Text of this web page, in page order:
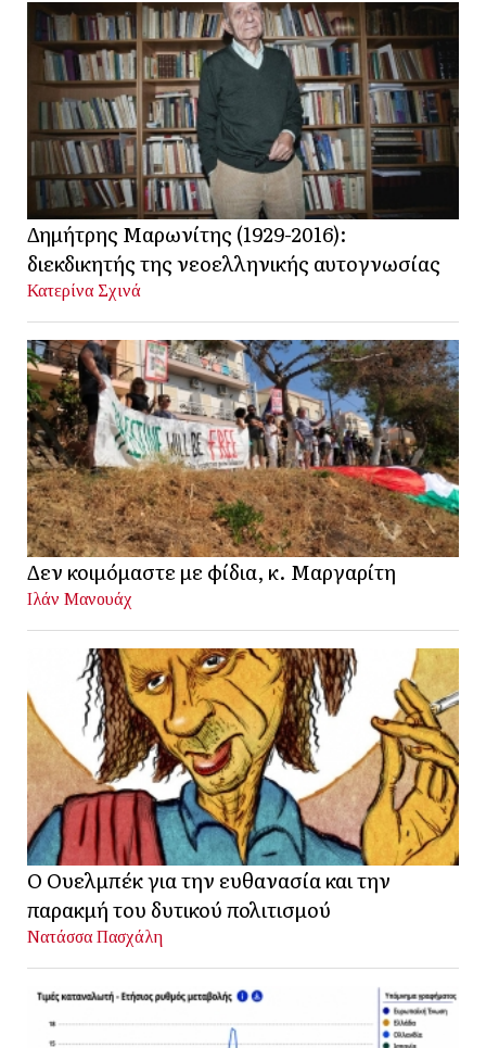
Δημήτρης Μαρωνίτης (1929-2016):
διεκδικητής της νεοελληνικής αυτογνωσίας
Κατερίνα Σχινά
Δεν κοιμόμαστε με φίδια, κ. Μαργαρίτη
Ιλάν Μανουάχ
Ο Ουελμπέκ για την ευθανασία και την
παρακμή του δυτικού πολιτισμού
Νατάσσα Πασχάλη